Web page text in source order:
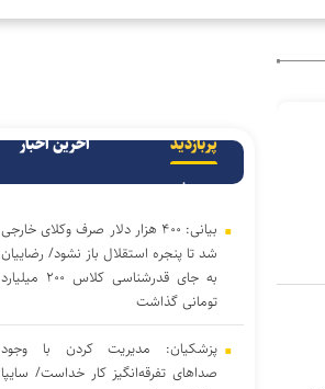
پربازدید
آخرین اخبار
پربحث
بیانی: ۴۰۰ هزار دلار صرف وکلای خارجی
شد تا پنجره استقلال باز نشود/ رضاییان
به جای قدرشناسی کلاس ۲۰۰ میلیارد
تومانی گذاشت
پزشکیان: مدیریت کردن با وجود
صداهای تفرقه‌انگیز کار خداست/ سایپا